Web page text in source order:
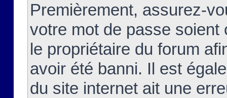
Premièrement, assurez-
votre mot de passe soient
le propriétaire du forum
avoir été banni. Il est
du site internet ait une